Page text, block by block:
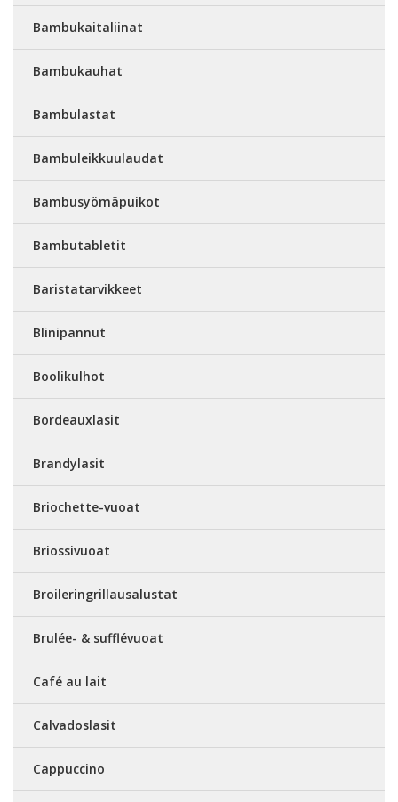
Bambukaitaliinat
Bambukauhat
Bambulastat
Bambuleikkuulaudat
Bambusyömäpuikot
Bambutabletit
Baristatarvikkeet
Blinipannut
Boolikulhot
Bordeauxlasit
Brandylasit
Briochette-vuoat
Briossivuoat
Broileringrillausalustat
Brulée- & sufflévuoat
Café au lait
Calvadoslasit
Cappuccino